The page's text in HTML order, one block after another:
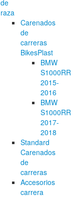
de
raza
Carenados
de
carreras
BikesPlast
BMW
S1000RR
2015-
2016
BMW
S1000RR
2017-
2018
Standard
Carenados
de
carreras
Accesorios
carrera